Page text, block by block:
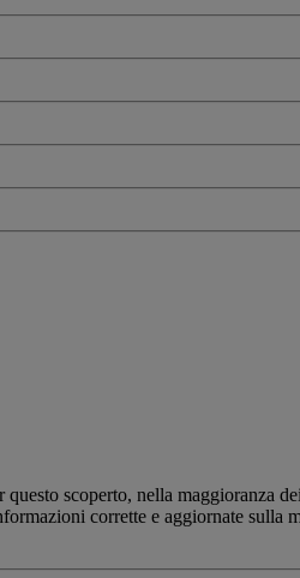
scoperto, nella maggioranza
corrette e aggiornate sulla